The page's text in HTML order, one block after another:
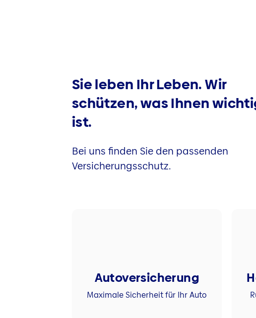
Sie leben Ihr Leben. Wir
schützen, was Ihnen
ist.
Bei uns finden Sie den passenden
Versicherungsschutz.
Autoversicherung
Maximale Sicherheit für Ihr Auto